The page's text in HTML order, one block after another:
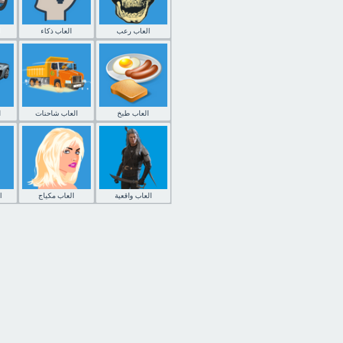
العاب ذكاء العاب رعب
العاب شاحنات العاب طبخ
العاب مكياج العاب واقعية